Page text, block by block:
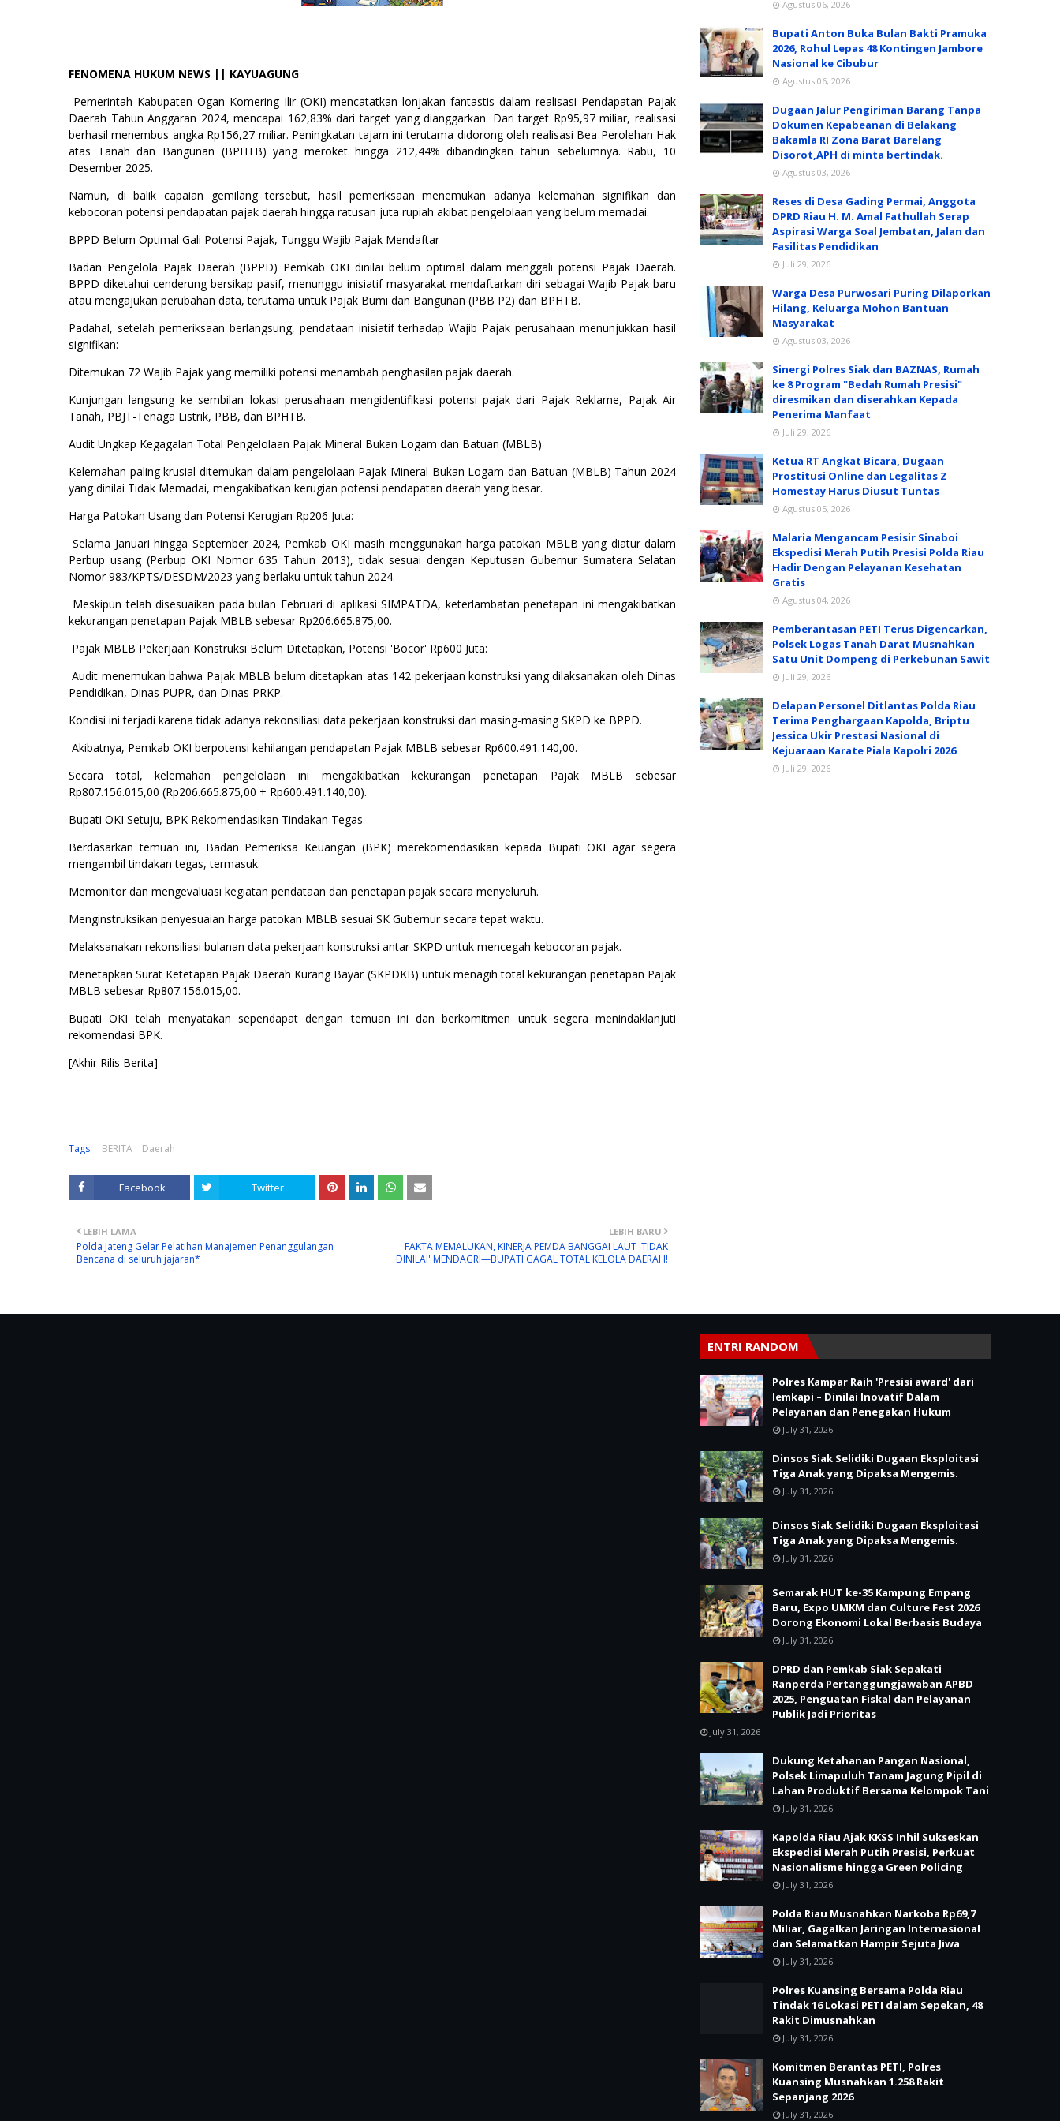
FENOMENA HUKUM NEWS || KAYUAGUNG
Pemerintah Kabupaten Ogan Komering Ilir (OKI) mencatatkan lonjakan fantastis dalam realisasi Pendapatan Pajak
Daerah Tahun Anggaran 2024, mencapai 162,83% dari target yang dianggarkan. Dari target Rp95,97 miliar, realisasi
berhasil menembus angka Rp156,27 miliar. Peningkatan tajam ini terutama didorong oleh realisasi Bea Perolehan Hak
atas Tanah dan Bangunan (BPHTB) yang meroket hingga 212,44% dibandingkan tahun sebelumnya. Rabu, 10
Desember 2025.
Namun, di balik capaian gemilang tersebut, hasil pemeriksaan menemukan adanya kelemahan signifikan dan
kebocoran potensi pendapatan pajak daerah hingga ratusan juta rupiah akibat pengelolaan yang belum memadai.
BPPD Belum Optimal Gali Potensi Pajak, Tunggu Wajib Pajak Mendaftar
Badan Pengelola Pajak Daerah (BPPD) Pemkab OKI dinilai belum optimal dalam menggali potensi Pajak Daerah.
BPPD diketahui cenderung bersikap pasif, menunggu inisiatif masyarakat mendaftarkan diri sebagai Wajib Pajak baru
atau mengajukan perubahan data, terutama untuk Pajak Bumi dan Bangunan (PBB P2) dan BPHTB.
Padahal, setelah pemeriksaan berlangsung, pendataan inisiatif terhadap Wajib Pajak perusahaan menunjukkan hasil
signifikan:
Ditemukan 72 Wajib Pajak yang memiliki potensi menambah penghasilan pajak daerah.
Kunjungan langsung ke sembilan lokasi perusahaan mengidentifikasi potensi pajak dari Pajak Reklame, Pajak Air
Tanah, PBJT-Tenaga Listrik, PBB, dan BPHTB.
Audit Ungkap Kegagalan Total Pengelolaan Pajak Mineral Bukan Logam dan Batuan (MBLB)
Kelemahan paling krusial ditemukan dalam pengelolaan Pajak Mineral Bukan Logam dan Batuan (MBLB) Tahun 2024
yang dinilai Tidak Memadai, mengakibatkan kerugian potensi pendapatan daerah yang besar.
Harga Patokan Usang dan Potensi Kerugian Rp206 Juta:
Selama Januari hingga September 2024, Pemkab OKI masih menggunakan harga patokan MBLB yang diatur dalam
Perbup usang (Perbup OKI Nomor 635 Tahun 2013), tidak sesuai dengan Keputusan Gubernur Sumatera Selatan
Nomor 983/KPTS/DESDM/2023 yang berlaku untuk tahun 2024.
Meskipun telah disesuaikan pada bulan Februari di aplikasi SIMPATDA, keterlambatan penetapan ini mengakibatkan
kekurangan penetapan Pajak MBLB sebesar Rp206.665.875,00.
Pajak MBLB Pekerjaan Konstruksi Belum Ditetapkan, Potensi 'Bocor' Rp600 Juta:
Audit menemukan bahwa Pajak MBLB belum ditetapkan atas 142 pekerjaan konstruksi yang dilaksanakan oleh Dinas
Pendidikan, Dinas PUPR, dan Dinas PRKP.
Kondisi ini terjadi karena tidak adanya rekonsiliasi data pekerjaan konstruksi dari masing-masing SKPD ke BPPD.
Akibatnya, Pemkab OKI berpotensi kehilangan pendapatan Pajak MBLB sebesar Rp600.491.140,00.
Secara total, kelemahan pengelolaan ini mengakibatkan kekurangan penetapan Pajak MBLB sebesar
Rp807.156.015,00 (Rp206.665.875,00 + Rp600.491.140,00).
Bupati OKI Setuju, BPK Rekomendasikan Tindakan Tegas
Berdasarkan temuan ini, Badan Pemeriksa Keuangan (BPK) merekomendasikan kepada Bupati OKI agar segera
mengambil tindakan tegas, termasuk:
Memonitor dan mengevaluasi kegiatan pendataan dan penetapan pajak secara menyeluruh.
Menginstruksikan penyesuaian harga patokan MBLB sesuai SK Gubernur secara tepat waktu.
Melaksanakan rekonsiliasi bulanan data pekerjaan konstruksi antar-SKPD untuk mencegah kebocoran pajak.
Menetapkan Surat Ketetapan Pajak Daerah Kurang Bayar (SKPDKB) untuk menagih total kekurangan penetapan Pajak
MBLB sebesar Rp807.156.015,00.
Bupati OKI telah menyatakan sependapat dengan temuan ini dan berkomitmen untuk segera menindaklanjuti
rekomendasi BPK.
[Akhir Rilis Berita]
Tags: BERITA Daerah
Facebook Twitter
LEBIH BARU
FAKTA MEMALUKAN, KINERJA PEMDA BANGGAI LAUT 'TIDAK
DINILAI' MENDAGRI—BUPATI GAGAL TOTAL KELOLA DAERAH!
LEBIH LAMA
Polda Jateng Gelar Pelatihan Manajemen Penanggulangan
Bencana di seluruh jajaran*
Agustus 06, 2026
Bupati Anton Buka Bulan Bakti Pramuka
2026, Rohul Lepas 48 Kontingen Jambore
Nasional ke Cibubur
Agustus 06, 2026
Dugaan Jalur Pengiriman Barang Tanpa
Dokumen Kepabeanan di Belakang
Bakamla RI Zona Barat Barelang
Disorot,APH di minta bertindak.
Agustus 03, 2026
Reses di Desa Gading Permai, Anggota
DPRD Riau H. M. Amal Fathullah Serap
Aspirasi Warga Soal Jembatan, Jalan dan
Fasilitas Pendidikan
Juli 29, 2026
Warga Desa Purwosari Puring Dilaporkan
Hilang, Keluarga Mohon Bantuan
Masyarakat
Agustus 03, 2026
Sinergi Polres Siak dan BAZNAS, Rumah
ke 8 Program "Bedah Rumah Presisi"
diresmikan dan diserahkan Kepada
Penerima Manfaat
Juli 29, 2026
Ketua RT Angkat Bicara, Dugaan
Prostitusi Online dan Legalitas Z
Homestay Harus Diusut Tuntas
Agustus 05, 2026
Malaria Mengancam Pesisir Sinaboi
Ekspedisi Merah Putih Presisi Polda Riau
Hadir Dengan Pelayanan Kesehatan
Gratis
Agustus 04, 2026
Pemberantasan PETI Terus Digencarkan,
Polsek Logas Tanah Darat Musnahkan
Satu Unit Dompeng di Perkebunan Sawit
Juli 29, 2026
Delapan Personel Ditlantas Polda Riau
Terima Penghargaan Kapolda, Briptu
Jessica Ukir Prestasi Nasional di
Kejuaraan Karate Piala Kapolri 2026
Juli 29, 2026
ENTRI RANDOM
Polres Kampar Raih 'Presisi award' dari
lemkapi – Dinilai Inovatif Dalam
Pelayanan dan Penegakan Hukum
July 31, 2026
Dinsos Siak Selidiki Dugaan Eksploitasi
Tiga Anak yang Dipaksa Mengemis.
July 31, 2026
Dinsos Siak Selidiki Dugaan Eksploitasi
Tiga Anak yang Dipaksa Mengemis.
July 31, 2026
Semarak HUT ke-35 Kampung Empang
Baru, Expo UMKM dan Culture Fest 2026
Dorong Ekonomi Lokal Berbasis Budaya
July 31, 2026
DPRD dan Pemkab Siak Sepakati
Ranperda Pertanggungjawaban APBD
2025, Penguatan Fiskal dan Pelayanan
Publik Jadi Prioritas
July 31, 2026
Dukung Ketahanan Pangan Nasional,
Polsek Limapuluh Tanam Jagung Pipil di
Lahan Produktif Bersama Kelompok Tani
July 31, 2026
Kapolda Riau Ajak KKSS Inhil Sukseskan
Ekspedisi Merah Putih Presisi, Perkuat
Nasionalisme hingga Green Policing
July 31, 2026
Polda Riau Musnahkan Narkoba Rp69,7
Miliar, Gagalkan Jaringan Internasional
dan Selamatkan Hampir Sejuta Jiwa
July 31, 2026
Polres Kuansing Bersama Polda Riau
Tindak 16 Lokasi PETI dalam Sepekan, 48
Rakit Dimusnahkan
July 31, 2026
Komitmen Berantas PETI, Polres
Kuansing Musnahkan 1.258 Rakit
Sepanjang 2026
July 31, 2026